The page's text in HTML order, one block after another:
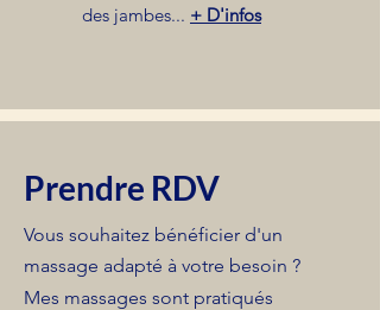
des jambes... + D'infos
Prendre RDV
Vous souhaitez bénéficier d'un
massage adapté à votre besoin ?
Mes massages sont pratiqués